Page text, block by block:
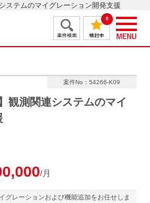
ステムのマイグレーション開発支援
0
案件No：54266-K09
観測関連システムのマイ
/月
グレーションおよび機能追加をお任せしま